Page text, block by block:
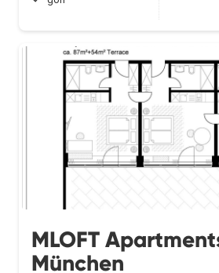
MLOFT
München